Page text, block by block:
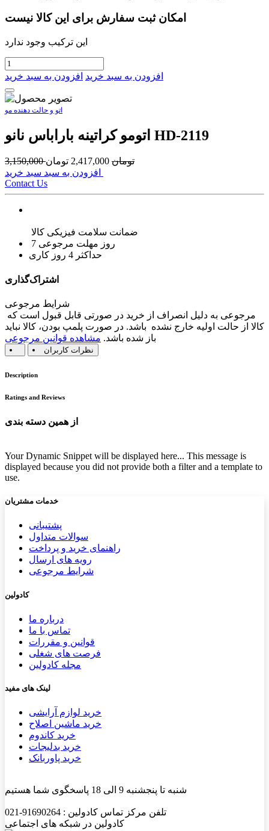
امکان ثبت سفارش برای این کالا نیست
این ترکیب وجود ندارد
افزودن به سبد خرید افزودن به سبد خرید
اتو و حالت دهنده مو
اتومو کراتینه باراباس نانو HD-2119
3,150,000 تومان 2,417,000 تومان
Contact Us
ضمانت سلامت فیزیکی کالا
7 روز مهلت مرجوعی
حداکثر 4 روز کاری
اشتراک‌گذاری
شرایط مرجوعی
کالا از حالت اولیه خارج نشده باشد. در صورت پلمپ بودن، کالا نباید
باز شده باشد. مشاهده قوانین مرجوعی
نظرات کاربران
Description
Ratings and Reviews
از همین دسته بندی
Your Dynamic Snippet will be displayed here... This message is
displayed because you did not provide both a filter and a template to
use.
خدمات مشتریان
پشتیب​​انی
سوالات متداول
راهنمای خرید و پرداخت
رویه های ارسال
شرایط مرجوعی
کادولین
درباره ما
تماس با ما
قوانین و مقررات
فرصت های شغلی
مجله کادولین
لینک های مفید
خرید لوازم آرایشی
خرید ماشین اصلاح
خرید کاندوم
خرید بدلیجات
خرید پاوربانک
شنبه تا پنجشنبه 9 الی 18 پاسخگوی شما هستیم
تلفن مرکز تماس کادولین : 91690264-021
کادولین در شبکه های اجتماعی